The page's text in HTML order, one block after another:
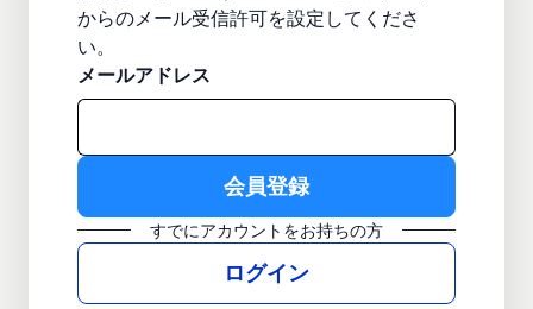
からのメール受信許可を設定してくださ
い。
メールアドレス
すでにアカウントをお持ちの方